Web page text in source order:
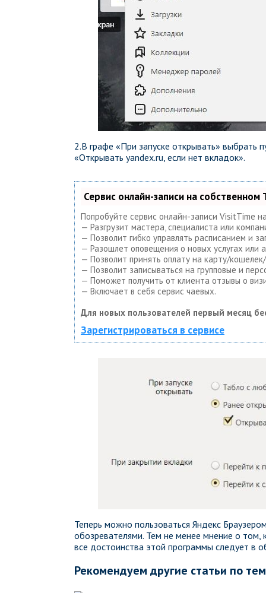
2.В графе «При запуске открывать» выбрать
«Открывать yandex.ru, если нет вкладок».
Сервис онлайн-записи на
Попробуйте сервис онлайн-записи VisitTime
— Разгрузит мастера, специалиста или
— Позволит гибко управлять расписанием и
— Разошлет оповещения о новых услугах или
— Позволит принять оплату на карту/
— Позволит записываться на групповые и
— Поможет получить от клиента отзывы о
— Включает в себя сервис чаевых.
Для новых пользователей первый месяц
Зарегистрироваться в сервисе
Теперь можно пользоваться Яндекс
обозревателями. Тем не менее мнение о том,
все достоинства этой программы следует в
Рекомендуем другие статьи по